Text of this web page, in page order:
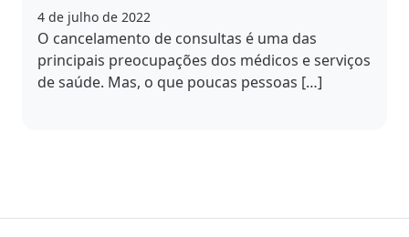
4 de julho de 2022
O cancelamento de consultas é uma das
principais preocupações dos médicos e serviços
de saúde. Mas, o que poucas pessoas […]